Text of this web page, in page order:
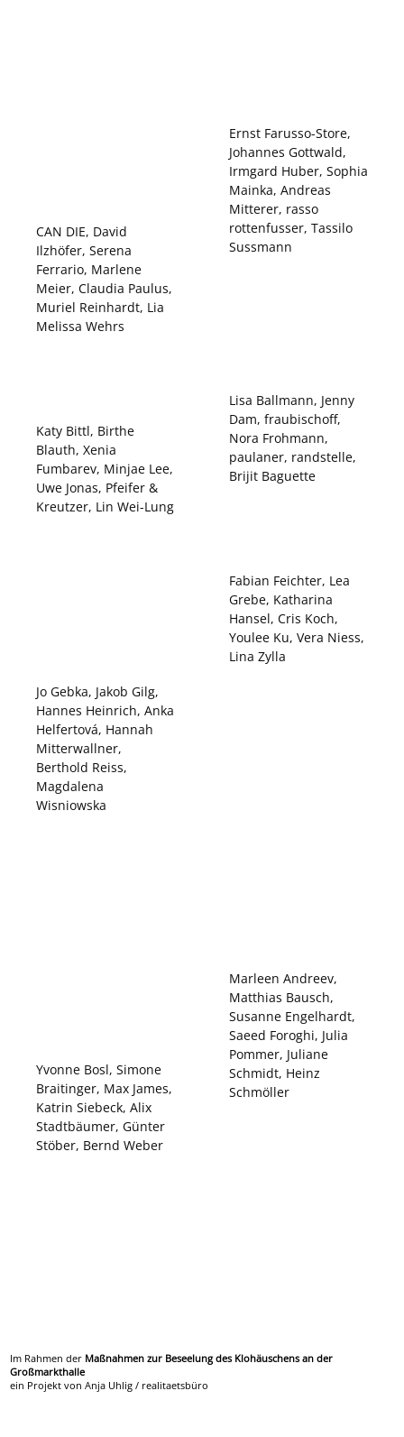
Ernst Farusso-Store,
Johannes Gottwald,
Irmgard Huber, Sophia
Mainka, Andreas
Mitterer, rasso
rottenfusser, Tassilo
Sussmann
CAN DIE, David
Ilzhöfer, Serena
Ferrario, Marlene
Meier, Claudia Paulus,
Muriel Reinhardt, Lia
Melissa Wehrs
Lisa Ballmann, Jenny
Dam, fraubischoff,
Nora Frohmann,
paulaner, randstelle,
Brijit Baguette
Katy Bittl, Birthe
Blauth, Xenia
Fumbarev, Minjae Lee,
Uwe Jonas, Pfeifer &
Kreutzer, Lin Wei-Lung
Fabian Feichter, Lea
Grebe, Katharina
Hansel, Cris Koch,
Youlee Ku, Vera Niess,
Lina Zylla
Jo Gebka, Jakob Gilg,
Hannes Heinrich, Anka
Helfertová, Hannah
Mitterwallner,
Berthold Reiss,
Magdalena
Wisniowska
Schmöller
Stöber, Bernd Weber
Im Rahmen der Maßnahmen zur Beseelung des Klohäuschens an der
Großmarkthalle
ein Projekt von Anja Uhlig / realitaetsbüro